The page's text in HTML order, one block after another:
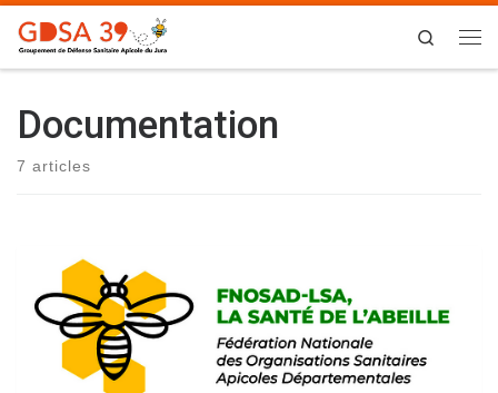
Skip to content
Search
Documentation
7 articles